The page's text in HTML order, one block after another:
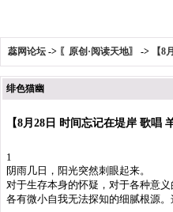
蕊网论坛 -> 〖原创·阅读天地〗 -> 【
绯色猫幽
【8月28日 时间忘记在堤岸 歌唱
1
阴雨几日，阳光突然刺眼起来。
对于生存本身的怀疑，对于各种意
各有微小自我无法探知的细腻根源